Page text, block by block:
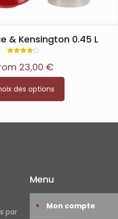
& Kensington 0.45 L
4.25
sur 5
23,00 €
des options
produit
plusieurs
être
choisies
par
Menu
Mon compte